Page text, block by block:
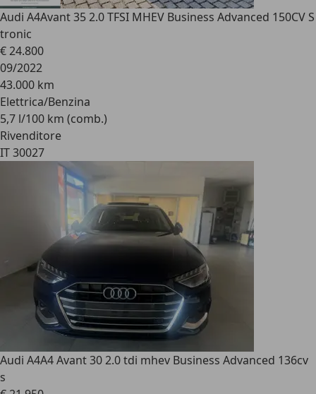
Audi A4Avant 35 2.0 TFSI MHEV Business Advanced 150CV S
tronic
€ 24.800
09/2022
43.000 km
Elettrica/Benzina
5,7 l/100 km (comb.)
Rivenditore
IT 30027
Audi A4A4 Avant 30 2.0 tdi mhev Business Advanced 136cv
s